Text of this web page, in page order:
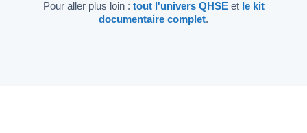
Pour aller plus loin : tout l'univers QHSEet le kit
documentaire complet.